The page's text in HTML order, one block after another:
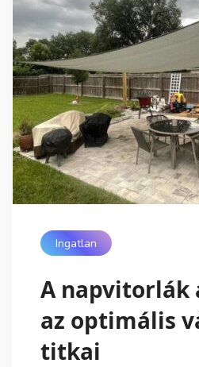
Ingatlan
A napvitorlák
az optimális
titkai